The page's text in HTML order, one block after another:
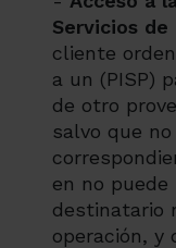
Servicios de
cliente
a un (PISP)
de otro
salvo que
en no
destinatario
operación, y